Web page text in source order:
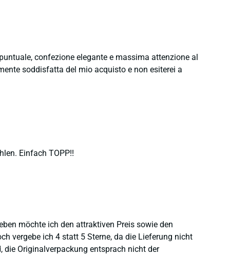
confezione elegante e massima attenzione al
soddisfatta del mio acquisto e non esiterei a
Einfach TOPP!!
möchte ich den attraktiven Preis sowie den
vergebe ich 4 statt 5 Sterne, da die Lieferung nicht
die Originalverpackung entsprach nicht der